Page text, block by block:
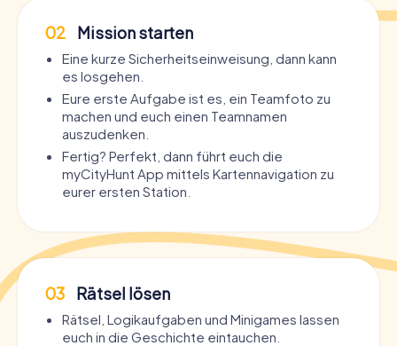
02 Mission starten
Eine kurze Sicherheitseinweisung, dann kann
es losgehen.
Eure erste Aufgabe ist es, ein Teamfoto zu
machen und euch einen Teamnamen
auszudenken.
Fertig? Perfekt, dann führt euch die
myCityHunt App mittels Kartennavigation zu
eurer ersten Station.
03 Rätsel lösen
Rätsel, Logikaufgaben und Minigames lassen
euch in die Geschichte eintauchen.